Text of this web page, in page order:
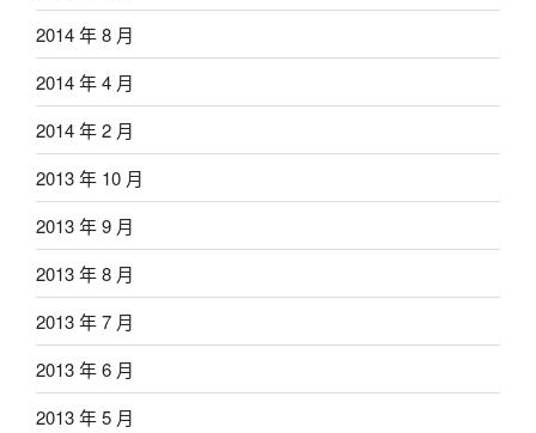
2014 年 8 月
2014 年 4 月
2014 年 2 月
2013 年 10 月
2013 年 9 月
2013 年 8 月
2013 年 7 月
2013 年 6 月
2013 年 5 月